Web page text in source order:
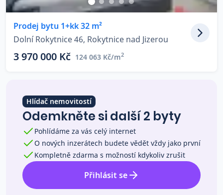
Co říkají naši zákazníci
Blog
O nás
Prodej bytu 1+kk 32 m²
Dolní Rokytnice 46, Rokytnice nad Jizerou
3 970 000 Kč 124 063 Kč/m2
Hlídač nemovitostí
Odemkněte si další 2 byty
Pohlídáme za vás celý internet
O nových inzerátech budete vědět vždy jako první
Kompletně zdarma s možností kdykoliv zrušit
Přihlásit se